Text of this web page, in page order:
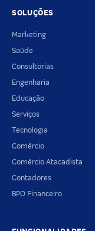
SOLUÇÕES
Marketing
Saúde
Consultorias
Engenharia
Educação
Serviços
Tecnologia
Comércio
Comércio Atacadista
Contadores
BPO Financeiro